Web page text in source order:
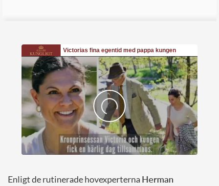
Enligt de rutinerade hovexperterna Herman